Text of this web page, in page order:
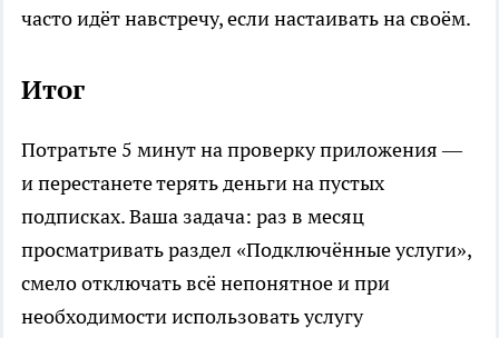
часто идёт навстречу, если настаивать на своём.
Итог
Потратьте 5 минут на проверку приложения —
и перестанете терять деньги на пустых
подписках. Ваша задача: раз в месяц
просматривать раздел «Подключённые услуги»,
смело отключать всё непонятное и при
необходимости использовать услугу